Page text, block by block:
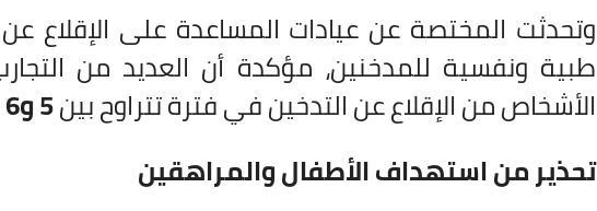
وتحدثت المختصة عن عيادات المساعدة على الإقلاع
طبية ونفسية للمدخنين، مؤكدة أن العديد من
الأشخاص من الإقلاع عن التدخين في فترة تتراوح بين5 و6 أشهر
تحذير من استهداف الأطفال والمراهقين